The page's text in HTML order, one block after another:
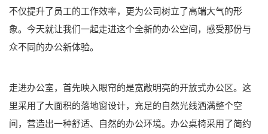
不仅提升了员工的工作效率，更为公司树立了高端大气的形
象。今天就让我们一起走进这个全新的办公空间，感受那份与
众不同的办公新体验。
走进办公室，首先映入眼帘的是宽敞明亮的开放式办公区。这
里采用了大面积的落地窗设计，充足的自然光线洒满整个空
间，营造出一种舒适、自然的办公环境。办公桌椅采用了简约